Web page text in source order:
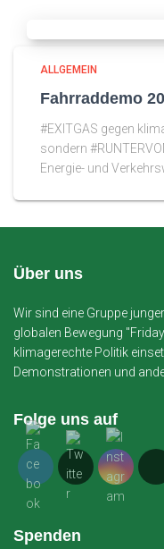
ALLGEMEIN
Fahrraddemo
#EXITGAS gegen
sondern
Energie- und
Über uns
Wir sind eine Gruppe
globalen Bewegung
klimagerechte Politik
Demonstrationen und
Folge uns auf
Spenden